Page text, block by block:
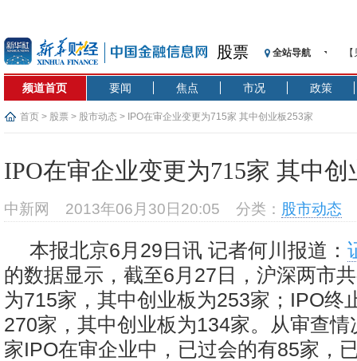
股票 全站导航
记
央
沥
频道首页 要闻 焦点 市况 政策
首页 > 股票 > 股市动态 > IPO在审企业变更为715家 其中创业板253家
IPO在审企业变更为715家 其中创
中新网 2013年06月30日20:05 分类： 股市动态
本报北京6月29日讯 记者何川报道：
的数据显示，截至6月27日，沪深两市
为715家，其中创业板为253家；IPO终
270家，其中创业板为134家。从审查
家IPO在审企业中，已过会的有85家，